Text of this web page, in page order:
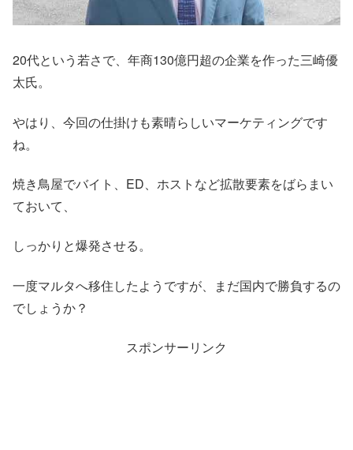
20代という若さで、年商130億円超の企業を作った三崎優
太氏。
やはり、今回の仕掛けも素晴らしいマーケティングです
ね。
焼き鳥屋でバイト、ED、ホストなど拡散要素をばらまい
ておいて、
しっかりと爆発させる。
一度マルタへ移住したようですが、まだ国内で勝負するの
でしょうか？
スポンサーリンク